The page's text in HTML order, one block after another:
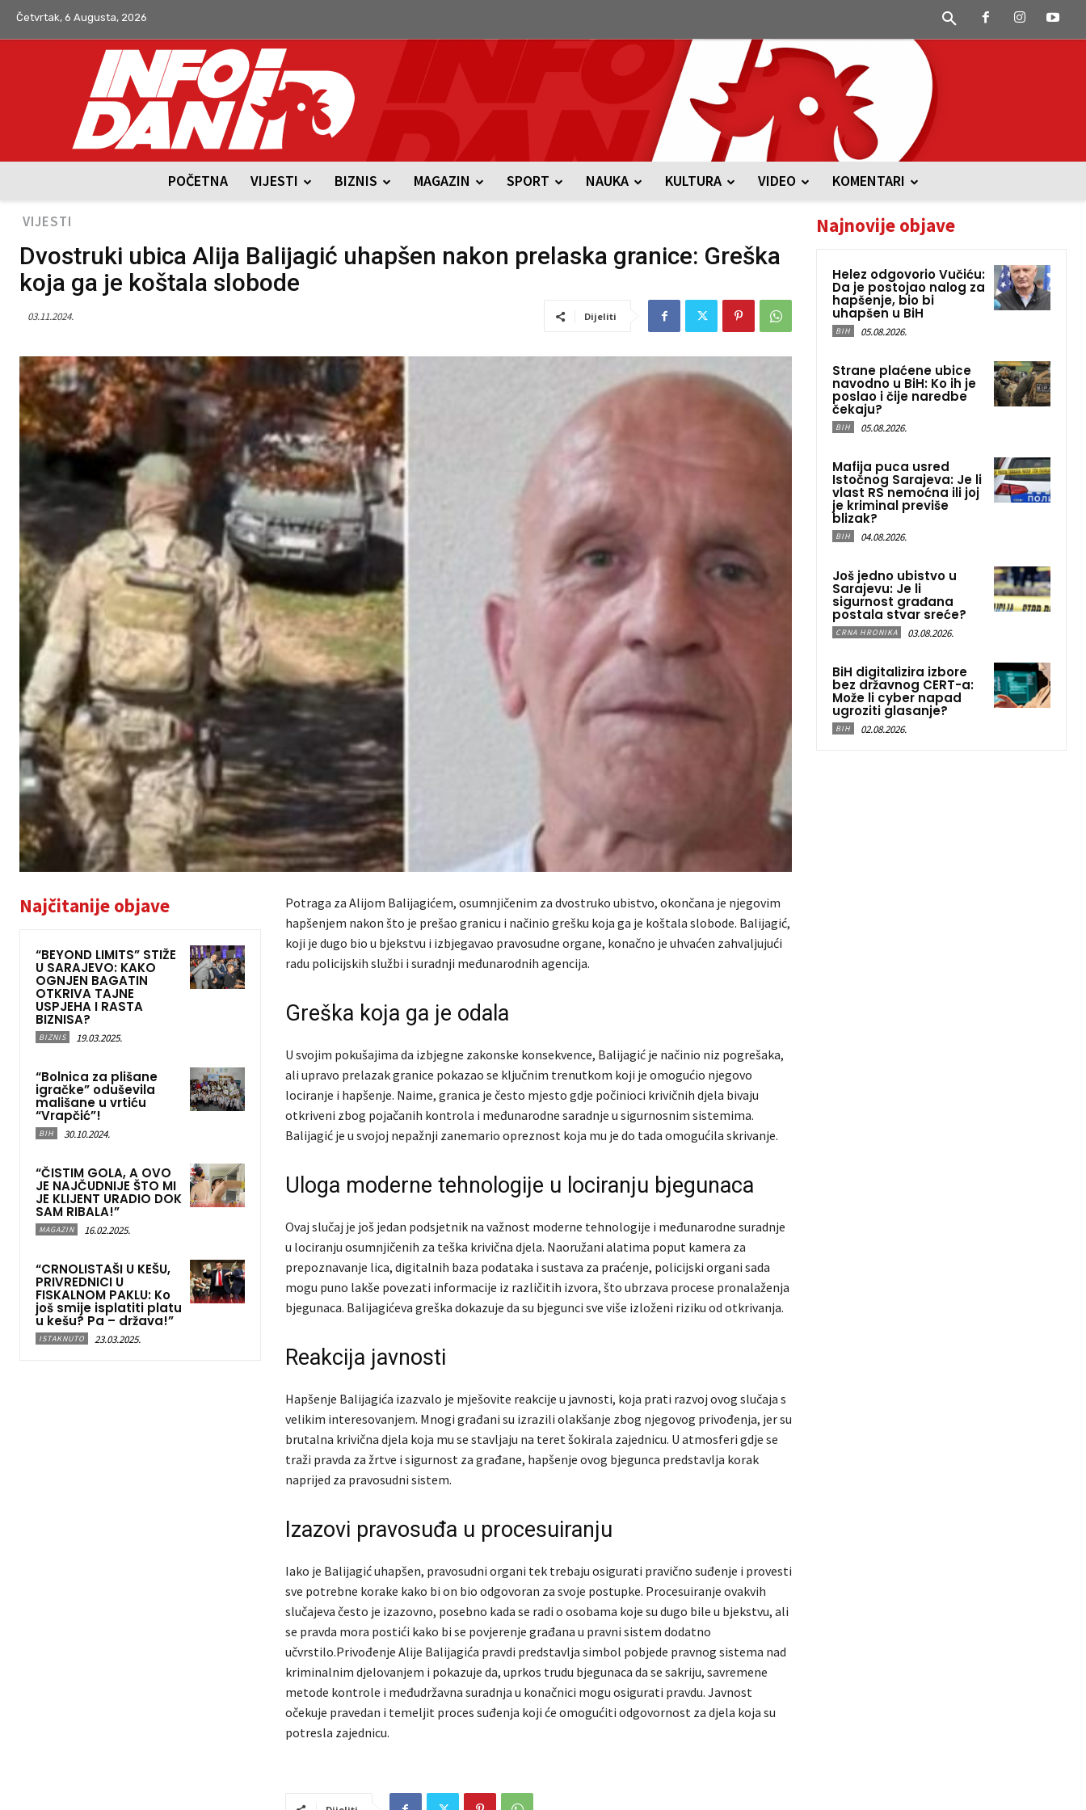
Četvrtak, 6 Augusta, 2026
POČETNA VIJESTI BIZNIS MAGAZIN SPORT NAUKA KULTURA VIDEO KOMENTARI
VIJESTI
Dvostruki ubica Alija Balijagić uhapšen nakon prelaska granice: Greška
koja ga je koštala slobode
03.11.2024. Dijeliti
Najčitanije objave
“BEYOND LIMITS” STIŽE
U SARAJEVO: KAKO
OGNJEN BAGATIN
OTKRIVA TAJNE
USPJEHA I RASTA
BIZNISA?
BIZNIS 19.03.2025.
“Bolnica za plišane
igračke” oduševila
mališane u vrtiću
“Vrapčić”!
BIH 30.10.2024.
“ČISTIM GOLA, A OVO
JE NAJČUDNIJE ŠTO MI
JE KLIJENT URADIO DOK
SAM RIBALA!”
MAGAZIN 16.02.2025.
“CRNOLISTAŠI U KEŠU,
PRIVREDNICI U
FISKALNOM PAKLU: Ko
još smije isplatiti platu
u kešu? Pa – država!”
ISTAKNUTO 23.03.2025.
Potraga za Alijom Balijagićem, osumnjičenim za dvostruko ubistvo, okončana je njegovim
hapšenjem nakon što je prešao granicu i načinio grešku koja ga je koštala slobode. Balijagić,
koji je dugo bio u bjekstvu i izbjegavao pravosudne organe, konačno je uhvaćen zahvaljujući
radu policijskih službi i suradnji međunarodnih agencija.
Greška koja ga je odala
U svojim pokušajima da izbjegne zakonske konsekvence, Balijagić je načinio niz pogrešaka,
ali upravo prelazak granice pokazao se ključnim trenutkom koji je omogućio njegovo
lociranje i hapšenje. Naime, granica je često mjesto gdje počinioci krivičnih djela bivaju
otkriveni zbog pojačanih kontrola i međunarodne saradnje u sigurnosnim sistemima.
Balijagić je u svojoj nepažnji zanemario opreznost koja mu je do tada omogućila skrivanje.
Uloga moderne tehnologije u lociranju bjegunaca
Ovaj slučaj je još jedan podsjetnik na važnost moderne tehnologije i međunarodne suradnje
u lociranju osumnjičenih za teška krivična djela. Naoružani alatima poput kamera za
prepoznavanje lica, digitalnih baza podataka i sustava za praćenje, policijski organi sada
mogu puno lakše povezati informacije iz različitih izvora, što ubrzava procese pronalaženja
bjegunaca. Balijagićeva greška dokazuje da su bjegunci sve više izloženi riziku od otkrivanja.
Reakcija javnosti
Hapšenje Balijagića izazvalo je mješovite reakcije u javnosti, koja prati razvoj ovog slučaja s
velikim interesovanjem. Mnogi građani su izrazili olakšanje zbog njegovog privođenja, jer su
brutalna krivična djela koja mu se stavljaju na teret šokirala zajednicu. U atmosferi gdje se
traži pravda za žrtve i sigurnost za građane, hapšenje ovog bjegunca predstavlja korak
naprijed za pravosudni sistem.
Izazovi pravosuđa u procesuiranju
Iako je Balijagić uhapšen, pravosudni organi tek trebaju osigurati pravično suđenje i provesti
sve potrebne korake kako bi on bio odgovoran za svoje postupke. Procesuiranje ovakvih
slučajeva često je izazovno, posebno kada se radi o osobama koje su dugo bile u bjekstvu, ali
se pravda mora postići kako bi se povjerenje građana u pravni sistem dodatno
učvrstilo.Privođenje Alije Balijagića pravdi predstavlja simbol pobjede pravnog sistema nad
kriminalnim djelovanjem i pokazuje da, uprkos trudu bjegunaca da se sakriju, savremene
metode kontrole i međudržavna suradnja u konačnici mogu osigurati pravdu. Javnost
očekuje pravedan i temeljit proces suđenja koji će omogućiti odgovornost za djela koja su
potresla zajednicu.
Najnovije objave
Helez odgovorio Vučiću:
Da je postojao nalog za
hapšenje, bio bi
uhapšen u BiH
BIH 05.08.2026.
Strane plaćene ubice
navodno u BiH: Ko ih je
poslao i čije naredbe
čekaju?
BIH 05.08.2026.
Mafija puca usred
Istočnog Sarajeva: Je li
vlast RS nemoćna ili joj
je kriminal previše
blizak?
BIH 04.08.2026.
Još jedno ubistvo u
Sarajevu: Je li
sigurnost građana
postala stvar sreće?
CRNA HRONIKA 03.08.2026.
BiH digitalizira izbore
bez državnog CERT-a:
Može li cyber napad
ugroziti glasanje?
BIH 02.08.2026.